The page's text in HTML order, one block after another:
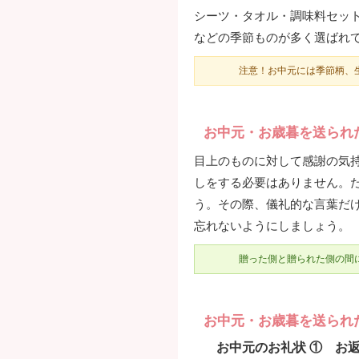
シーツ・タオル・調味料セッ
などの季節ものが多く選ばれ
注意！お中元には季節柄、
お中元・お歳暮を送ら
目上のものに対して感謝の気
しをする必要はありません。
う。その際、儀礼的な言葉だ
忘れないようにしましょう。
贈った側と贈られた側の間
お中元・お歳暮を送られ
お中元のお礼状 ① お返